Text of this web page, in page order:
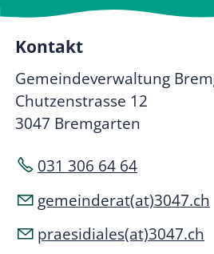
Kontakt
Gemeindeverwaltung
Chutzenstrasse 12
3047 Bremgarten
031 306 64 64
gemeinderat(at)3047.ch
praesidiales(at)3047.ch